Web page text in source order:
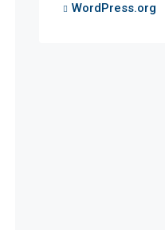
WordPress.org